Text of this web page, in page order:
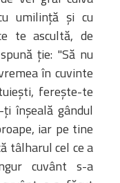
umilinţă şi cu
te ascultă, de
ţie: "Să nu
în cuvinte
fereşte-te
înşeală gândul
iar pe tine
tâlharul cel ce a
cuvânt s-a